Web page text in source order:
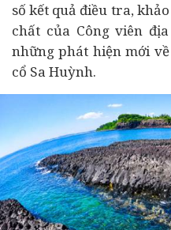
số kết quả điều tra,
chất của Công viên
những phát hiện mới
cổ Sa Huỳnh.